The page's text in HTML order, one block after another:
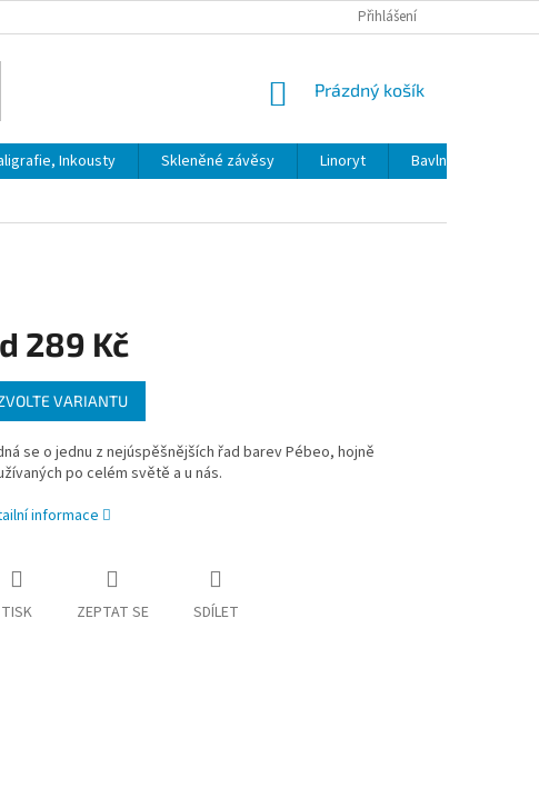
Přihlášení
NÁKUPNÍ
Prázdný košík
Inkousty Skleněné závěsy Linoryt Bavlna
289 Kč
VARIANTU
se o jednu z nejúspěšnějších řad barev Pébeo, hojně
po celém světě a u nás.
informace
TISK ZEPTAT SE SDÍLET